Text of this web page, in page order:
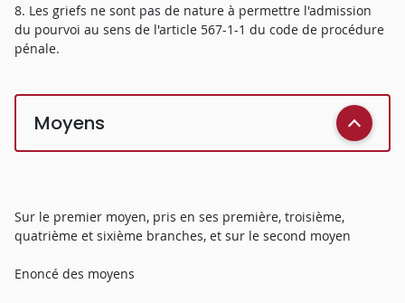
8. Les griefs ne sont pas de nature à permettre l'admission
du pourvoi au sens de l'article 567-1-1 du code de procédure
pénale.
Moyens
Sur le premier moyen, pris en ses première, troisième,
quatrième et sixième branches, et sur le second moyen
Enoncé des moyens